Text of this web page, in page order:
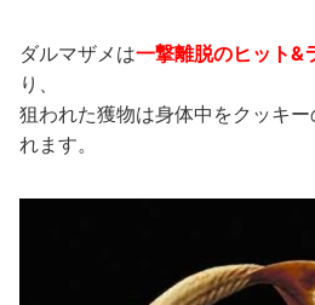
ダルマザメは一撃離脱のヒット&
り、
狙われた獲物は身体中をクッキ
れます。